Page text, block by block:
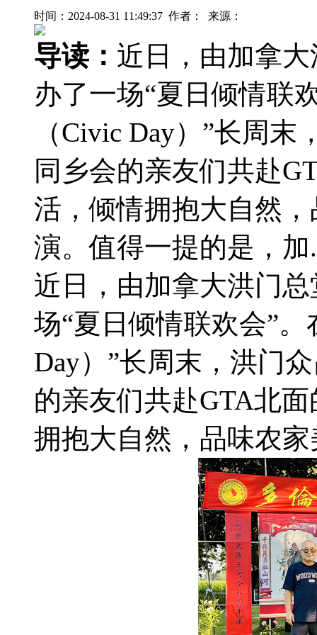
时间：2024-08-31 11:49:37 作者： 来源：
导读： 近日，由加拿
办了一场“夏日倾情联
（Civic Day）”长周
同乡会的亲友们共赴
活，倾情拥抱大自然
演。值得一提的是，加
近日，由加拿大洪门
场“夏日倾情联欢会”
Day）”长周末，洪门
的亲友们共赴GTA北
拥抱大自然，品味农